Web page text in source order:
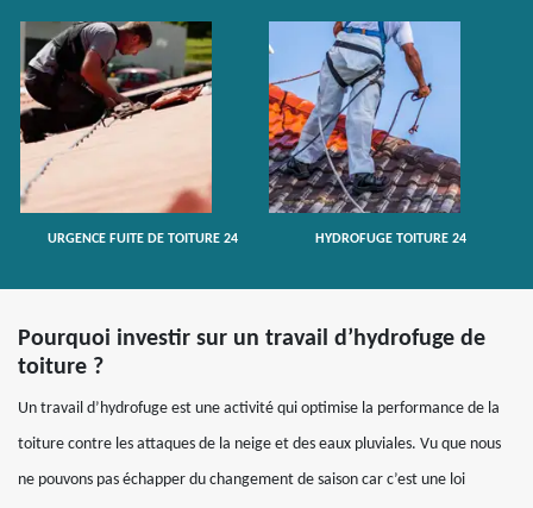
URGENCE FUITE DE TOITURE 24 HYDROFUGE TOITURE 24
Pourquoi investir sur un travail d’hydrofuge de
toiture ?
Un travail d’hydrofuge est une activité qui optimise la performance de la
toiture contre les attaques de la neige et des eaux pluviales. Vu que nous
ne pouvons pas échapper du changement de saison car c’est une loi